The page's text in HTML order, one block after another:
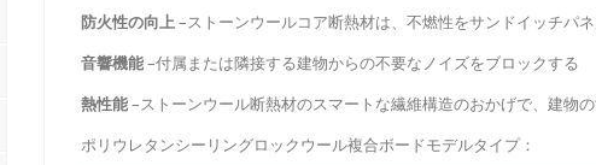
防火性の向上–ストーンウールコア断熱材は、不燃性をサンドイッチパ
音響機能–付属または隣接する建物からの不要なノイズをブロックする
熱性能–ストーンウール断熱材のスマートな繊維構造のおかげで、建物
ポリウレタンシーリングロックウール複合ボードモデルタイプ：